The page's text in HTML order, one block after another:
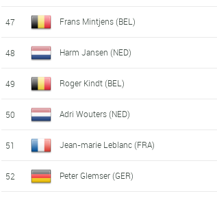
47 Frans Mintjens (BEL)
48 Harm Jansen (NED)
49 Roger Kindt (BEL)
50 Adri Wouters (NED)
51 Jean-marie Leblanc (FRA)
52 Peter Glemser (GER)